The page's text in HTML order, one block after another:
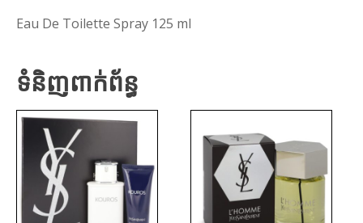
Eau De Toilette Spray 125 ml
ទំនិញពាក់ព័ន្ធ